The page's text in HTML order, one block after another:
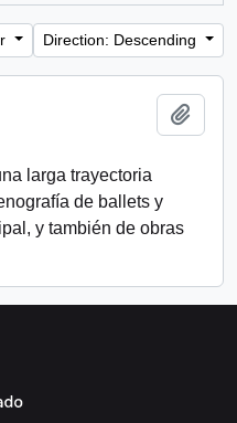
Direction: Descending
larga trayectoria
de ballets y
y también de obras